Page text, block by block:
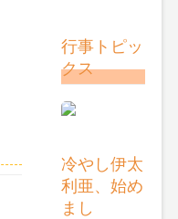
行事トピッ
クス
冷やし伊太
利亜、始め
まし